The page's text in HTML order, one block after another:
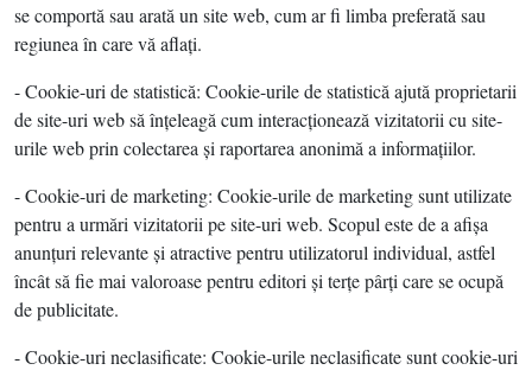
se comportă sau arată un site web, cum ar fi limba preferată sau
regiunea în care vă aflaţi.
- Cookie-uri de statistică: Cookie-urile de statistică ajută proprietarii
de site-uri web să înţeleagă cum interacţionează vizitatorii cu site-
urile web prin colectarea şi raportarea anonimă a informaţiilor.
- Cookie-uri de marketing: Cookie-urile de marketing sunt utilizate
pentru a urmări vizitatorii pe site-uri web. Scopul este de a afişa
anunţuri relevante şi atractive pentru utilizatorul individual, astfel
încât să fie mai valoroase pentru editori şi terţe pârţi care se ocupă
de publicitate.
- Cookie-uri neclasificate: Cookie-urile neclasificate sunt cookie-uri